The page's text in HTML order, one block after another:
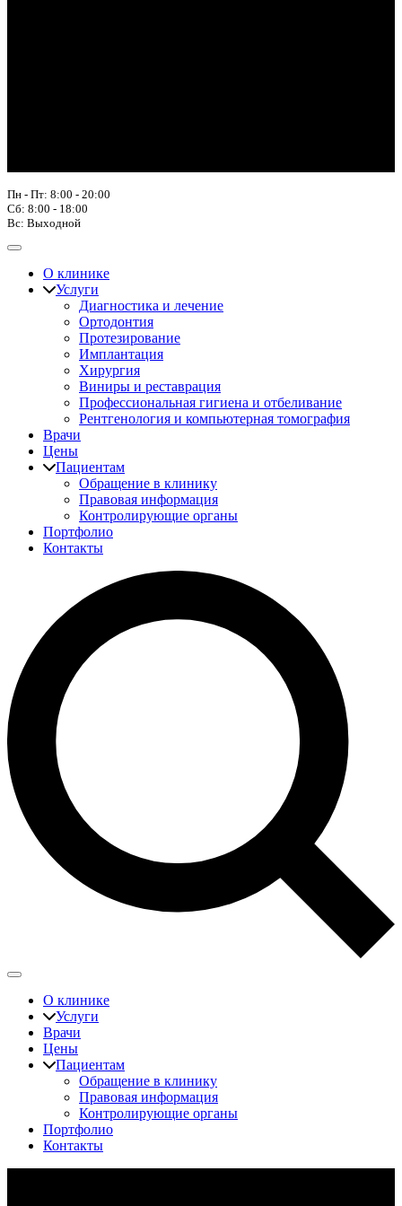
Пн - Пт: 8:00 - 20:00
Сб: 8:00 - 18:00
Вс: Выходной
О клинике
Услуги
Диагностика и лечение
Ортодонтия
Протезирование
Имплантация
Хирургия
Виниры и реставрация
Профессиональная гигиена и отбеливание
Рентгенология и компьютерная томография
Врачи
Цены
Пациентам
Обращение в клинику
Правовая информация
Контролирующие органы
Портфолио
Контакты
О клинике
Услуги
Врачи
Цены
Пациентам
Обращение в клинику
Правовая информация
Контролирующие органы
Портфолио
Контакты